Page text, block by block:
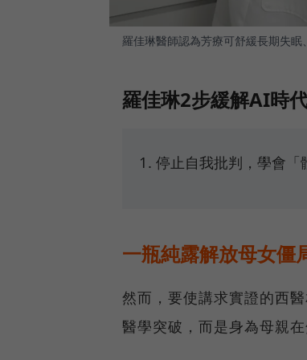
羅佳琳醫師認為芳療可舒緩長期失眠
羅佳琳2步緩解AI時
停止自我批判，學會
一瓶純露解放母女僵
然而，要使講求實證的西
醫學突破，而是身為母親在